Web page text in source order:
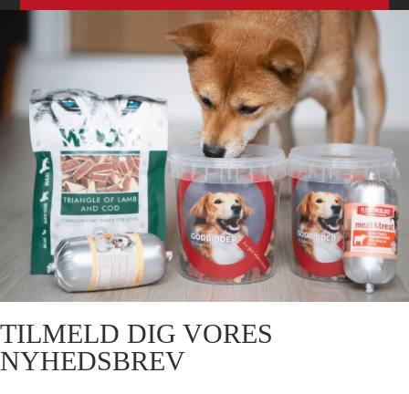
TILMELD DIG VORES
NYHEDSBREV